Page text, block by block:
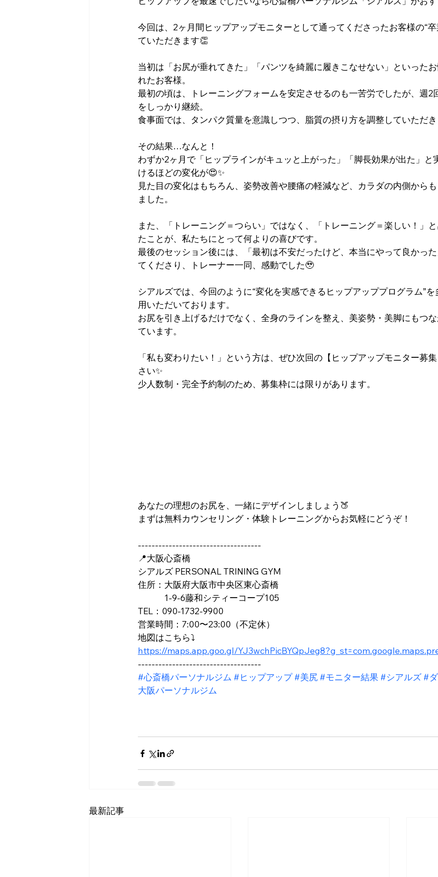
今回は、2ヶ月間ヒップアップモニターとして通ってくださったお客様の“
ていただきます👏
当初は「お尻が垂れてきた」「パンツを綺麗に履きこなせない」といった
れたお客様。
最初の頃は、トレーニングフォームを安定させるのも一苦労でしたが、週2
をしっかり継続。
食事面では、タンパク質量を意識しつつ、脂質の摂り方を調整していただき
その結果…なんと！
わずか2ヶ月で「ヒップラインがキュッと上がった」「脚長効果が出た」と
けるほどの変化が😍✨
見た目の変化はもちろん、姿勢改善や腰痛の軽減など、カラダの内側から
ました。
また、「トレーニング＝つらい」ではなく、「トレーニング＝楽しい！」
たことが、私たちにとって何よりの喜びです。
最後のセッション後には、「最初は不安だったけど、本当にやって良かっ
てくださり、トレーナー一同、感動でした🥹
シアルズでは、今回のように“変化を実感できるヒップアッププログラム”
用いただいております。
お尻を引き上げるだけでなく、全身のラインを整え、美姿勢・美脚にもつ
ています。
「私も変わりたい！」という方は、ぜひ次回の【ヒップアップモニター募
さい✨
少人数制・完全予約制のため、募集枠には限りがあります。
あなたの理想のお尻を、一緒にデザインしましょう🍑
まずは無料カウンセリング・体験トレーニングからお気軽にどうぞ！
------------------------------------
📍大阪心斎橋
シアルズ PERSONAL TRINING GYM
住所：大阪府大阪市中央区東心斎橋
1-9-6藤和シティーコープ105
TEL：090-1732-9900
営業時間：7:00〜23:00（不定休）
地図はこちら⤵️
https://maps.app.goo.gl/
------------------------------------
#心斎橋パーソナルジム #ヒップアップ #美尻 #モニター結果 #シアルズ #
大阪パーソナルジム
最新記事